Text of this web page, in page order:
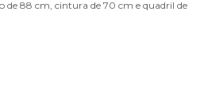
de 88 cm, cintura de 70 cm e quadril de